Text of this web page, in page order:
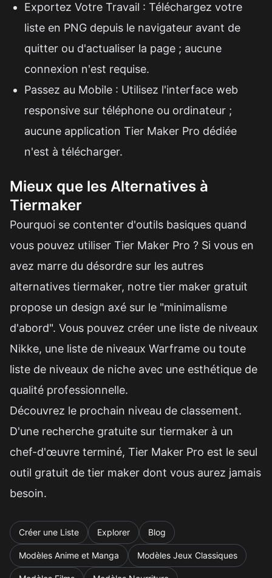
Exportez Votre Travail : Téléchargez votre
liste en PNG depuis le navigateur avant de
quitter ou d'actualiser la page ; aucune
connexion n'est requise.
Passez au Mobile : Utilisez l'interface web
responsive sur téléphone ou ordinateur ;
aucune application Tier Maker Pro dédiée
n'est à télécharger.
Mieux que les Alternatives à
Tiermaker
Pourquoi se contenter d'outils basiques quand
vous pouvez utiliser Tier Maker Pro ? Si vous en
avez marre du désordre sur les autres
alternatives tiermaker, notre tier maker gratuit
propose un design axé sur le "minimalisme
d'abord". Vous pouvez créer une liste de niveaux
Nikke, une liste de niveaux Warframe ou toute
liste de niveaux de niche avec une esthétique de
qualité professionnelle.
Découvrez le prochain niveau de classement.
D'une recherche gratuite sur tiermaker à un
chef-d'œuvre terminé, Tier Maker Pro est le seul
outil gratuit de tier maker dont vous aurez jamais
besoin.
Créer une Liste Explorer Blog
Modèles Anime et Manga Modèles Jeux Classiques